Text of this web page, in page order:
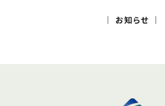
│ お知らせ │